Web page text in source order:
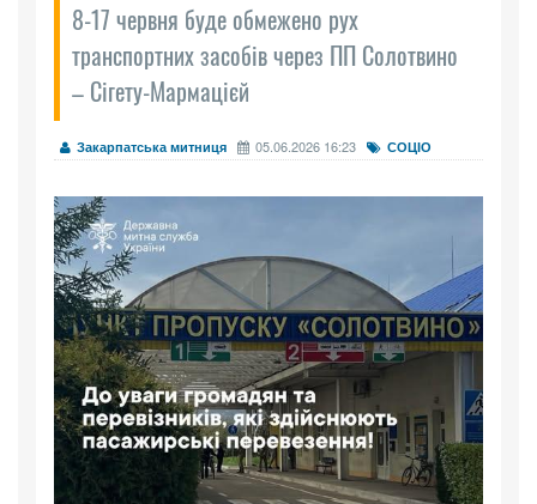
8-17 червня буде обмежено рух
транспортних засобів через ПП Солотвино
– Сігету-Мармацієй
Закарпатська митниця 05.06.2026 16:23 СОЦІО